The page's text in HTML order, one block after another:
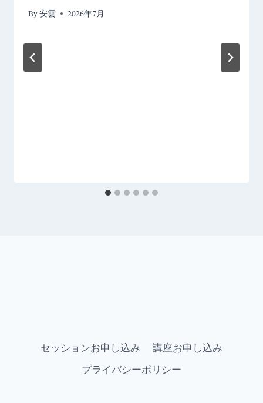
By安雲 2026年7月
セッションお申し込み
講座お申し込み
プライバシーポリシー